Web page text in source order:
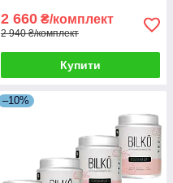
2 660 ₴/комплект
2 940 ₴/комплект
Купити
–10%